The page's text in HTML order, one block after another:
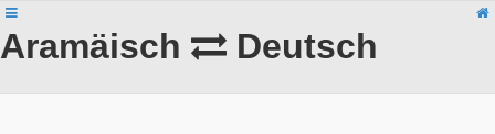
Aramäisch Deutsch